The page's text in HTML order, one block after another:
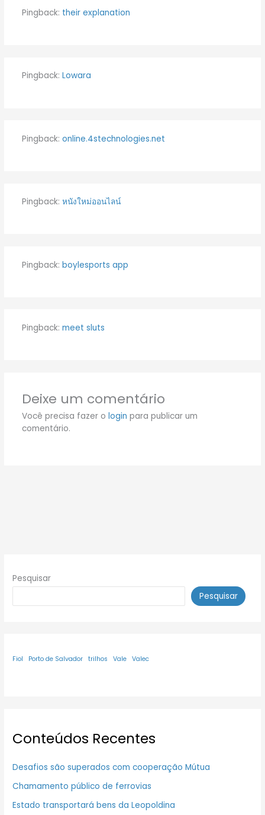
Pingback: their explanation
Pingback: Lowara
Pingback: online.4stechnologies.net
Pingback: หนังใหม่ออนไลน์
Pingback: boylesports app
Pingback: meet sluts
Deixe um comentário
Você precisa fazer o login para publicar um
comentário.
Pesquisar
Pesquisar
Fiol Porto de Salvador trilhos Vale Valec
Conteúdos Recentes
Desafios são superados com cooperação Mútua
Chamamento público de ferrovias
Estado transportará bens da Leopoldina